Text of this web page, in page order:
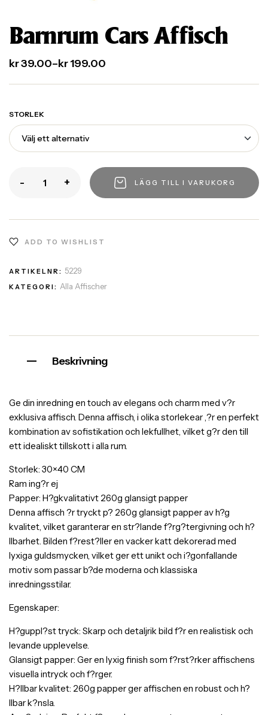
Barnrum Cars Affisch
kr39.00–kr199.00
STORLEK
- + LÄGG TILL I VARUKORG
ADD TO WISHLIST
ARTIKELNR: 5229
KATEGORI: Alla Affischer
Beskrivning
Ge din inredning en touch av elegans och charm med v?r
exklusiva affisch. Denna affisch, i olika storlekear ,?r en perfekt
kombination av sofistikation och lekfullhet, vilket g?r den till
ett idealiskt tillskott i alla rum.
Storlek: 30×40 CM
Ram ing?r ej
Papper: H?gkvalitativt 260g glansigt papper
Denna affisch ?r tryckt p? 260g glansigt papper av h?g
kvalitet, vilket garanterar en str?lande f?rg?tergivning och h?
llbarhet. Bilden f?rest?ller en vacker katt dekorerad med
lyxiga guldsmycken, vilket ger ett unikt och i?gonfallande
motiv som passar b?de moderna och klassiska
inredningsstilar.
Egenskaper:
H?guppl?st tryck: Skarp och detaljrik bild f?r en realistisk och
levande upplevelse.
Glansigt papper: Ger en lyxig finish som f?rst?rker affischens
visuella intryck och f?rger.
H?llbar kvalitet: 260g papper ger affischen en robust och h?
llbar k?nsla.